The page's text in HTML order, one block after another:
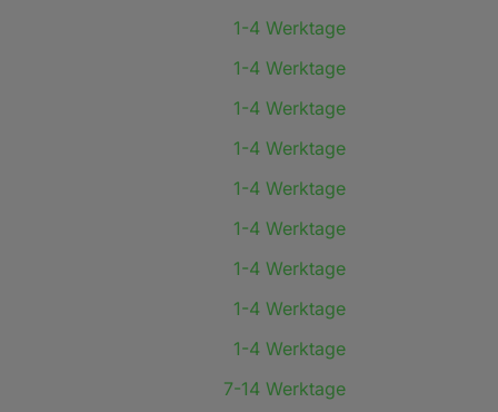
1-4 Werktage
1-4 Werktage
1-4 Werktage
1-4 Werktage
1-4 Werktage
1-4 Werktage
1-4 Werktage
1-4 Werktage
1-4 Werktage
7-14 Werktage